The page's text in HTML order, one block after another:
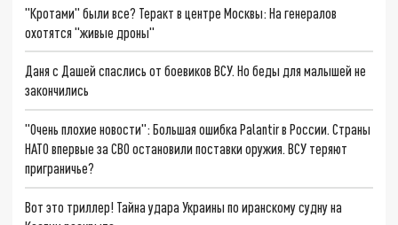
"Кротами" были все? Теракт в центре Москвы: На генералов
охотятся "живые дроны"
Даня с Дашей спаслись от боевиков ВСУ. Но беды для малышей не
закончились
"Очень плохие новости": Большая ошибка Palantir в России. Страны
НАТО впервые за СВО остановили поставки оружия. ВСУ теряют
приграничье?
Вот это триллер! Тайна удара Украины по иранскому судну на